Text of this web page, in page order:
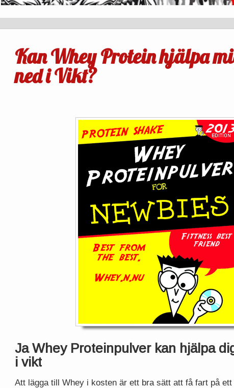
Kan Whey Protein hjälpa
ned i Vikt?
Ja Whey Proteinpulver kan hjälpa
i vikt
Att lägga till Whey i kosten är ett bra sätt att få fart på